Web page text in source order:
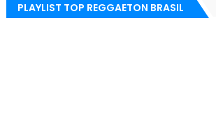
PLAYLIST TOP REGGAETON BRASIL